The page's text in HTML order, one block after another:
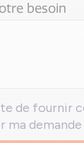
besoin
de fournir
ma demande